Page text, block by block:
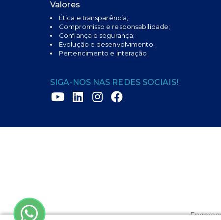
Valores
Ética e transparência;
Compromisso e responsabilidade;
Confiança e segurança;
Evolução e desenvolvimento;
Pertencimento e interação.
SIGA-NOS NAS REDES SOCIAIS!